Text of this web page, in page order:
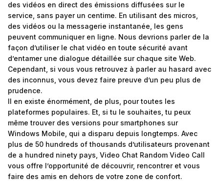
des vidéos en direct des émissions diffusées sur le
service, sans payer un centime. En utilisant des micros,
des vidéos ou la messagerie instantanée, les gens
peuvent communiquer en ligne. Nous devrions parler de la
façon d’utiliser le chat vidéo en toute sécurité avant
d’entamer une dialogue détaillée sur chaque site Web.
Cependant, si vous vous retrouvez à parler au hasard avec
des inconnus, vous devez faire preuve d’un peu plus de
prudence.
Il en existe énormément, de plus, pour toutes les
plateformes populaires. Et, si tu le souhaites, tu peux
même trouver des versions pour smartphones sur
Windows Mobile, qui a disparu depuis longtemps. Avec
plus de 50 hundreds of thousands d’utilisateurs provenant
de a hundred ninety pays, Video Chat Random Video Call
vous offre l’opportunité de découvrir, rencontrer et vous
faire des amis en dehors de votre zone de confort.